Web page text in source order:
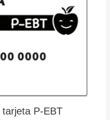
P-EBT